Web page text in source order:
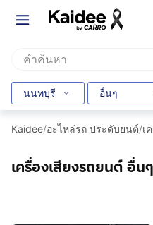
นนทบุรี อื่นๆ
Kaidee/อะไหล่รถ ประดับยนต์/เ
เครื่องเสียงรถยนต์ อื่น